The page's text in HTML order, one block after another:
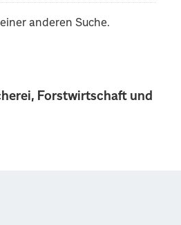
Forstwirtschaft und
anderen Suche.